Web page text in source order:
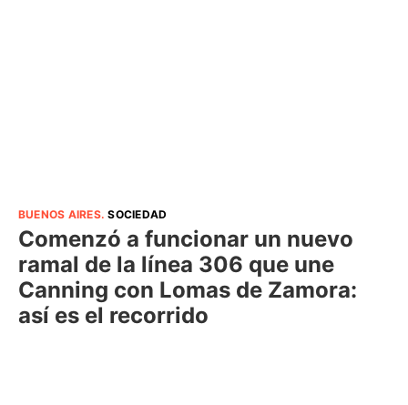
BUENOS AIRES.SOCIEDAD
Comenzó a funcionar un nuevo
ramal de la línea 306 que une
Canning con Lomas de Zamora:
así es el recorrido